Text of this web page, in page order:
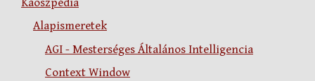
Alapismeretek
AGI - Mesterséges Általános Intelligencia
Context Window